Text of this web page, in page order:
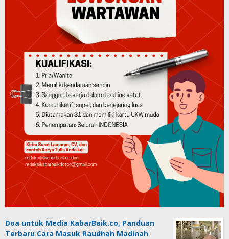
Doa untuk Media KabarBaik.co, Panduan
Terbaru Cara Masuk Raudhah Madinah